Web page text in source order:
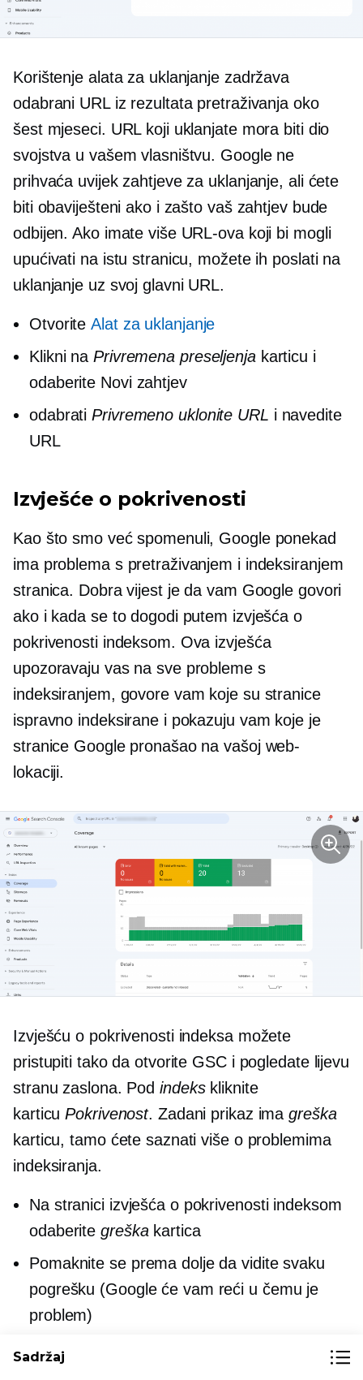
Korištenje alata za uklanjanje zadržava
odabrani URL iz rezultata pretraživanja oko
šest mjeseci. URL koji uklanjate mora biti dio
svojstva u vašem vlasništvu. Google ne
prihvaća uvijek zahtjeve za uklanjanje, ali ćete
biti obaviješteni ako i zašto vaš zahtjev bude
odbijen. Ako imate više URL-ova koji bi mogli
upućivati ​​na istu stranicu, možete ih poslati na
uklanjanje uz svoj glavni URL.
OtvoriteAlat za uklanjanje
Klikni na Privremena preseljenjakarticu i
odaberite Novi zahtjev
odabratiPrivremeno uklonite URL i navedite
URL
Izvješće o pokrivenosti
Kao što smo već spomenuli, Google ponekad
ima problema s pretraživanjem i indeksiranjem
stranica. Dobra vijest je da vam Google govori
ako i kada se to dogodi putem izvješća o
pokrivenosti indeksom. Ova izvješća
upozoravaju vas na sve probleme s
indeksiranjem, govore vam koje su stranice
ispravno indeksirane i pokazuju vam koje je
stranice Google pronašao na vašoj web-
lokaciji.
Izvješću o pokrivenosti indeksa možete
pristupiti tako da otvorite GSC i pogledate lijevu
stranu zaslona. Pod indekskliknite
karticuPokrivenost. Zadani prikaz imagreška
karticu, tamo ćete saznati više o problemima
indeksiranja.
Na stranici izvješća o pokrivenosti indeksom
odaberitegreškakartica
Pomaknite se prema dolje da vidite svaku
pogrešku (Google će vam reći u čemu je
problem)
Zatim riješite jednu od grešaka
Sadržaj